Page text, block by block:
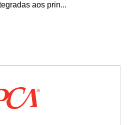
aos prin...